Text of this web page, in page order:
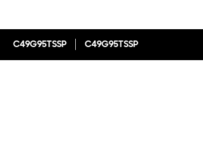
C49G95TSSP C49G95TSSP